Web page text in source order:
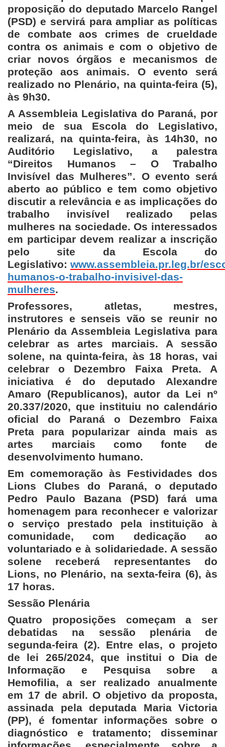
proposição do deputado Marcelo Rangel
(PSD) e servirá para ampliar as políticas
de combate aos crimes de crueldade
contra os animais e com o objetivo de
criar novos órgãos e mecanismos de
proteção aos animais. O evento será
realizado no Plenário, na quinta-feira (5),
às 9h30.
A Assembleia Legislativa do Paraná, por
meio de sua Escola do Legislativo,
realizará, na quinta-feira, às 14h30, no
Auditório Legislativo, a palestra
“Direitos Humanos – O Trabalho
Invisível das Mulheres”. O evento será
aberto ao público e tem como objetivo
discutir a relevância e as implicações do
trabalho invisível realizado pelas
mulheres na sociedade. Os interessados
em participar devem realizar a inscrição
pelo site da Escola do
Legislativo: www.assembleia.pr.leg.br/
humanos-o-trabalho-invisivel-das-
mulheres.
Professores, atletas, mestres,
instrutores e senseis vão se reunir no
Plenário da Assembleia Legislativa para
celebrar as artes marciais. A sessão
solene, na quinta-feira, às 18 horas, vai
celebrar o Dezembro Faixa Preta. A
iniciativa é do deputado Alexandre
Amaro (Republicanos), autor da Lei nº
20.337/2020, que instituiu no calendário
oficial do Paraná o Dezembro Faixa
Preta para popularizar ainda mais as
artes marciais como fonte de
desenvolvimento humano.
Em comemoração às Festividades dos
Lions Clubes do Paraná, o deputado
Pedro Paulo Bazana (PSD) fará uma
homenagem para reconhecer e valorizar
o serviço prestado pela instituição à
comunidade, com dedicação ao
voluntariado e à solidariedade. A sessão
solene receberá representantes do
Lions, no Plenário, na sexta-feira (6), às
17 horas.
Sessão Plenária
Quatro proposições começam a ser
debatidas na sessão plenária de
segunda-feira (2). Entre elas, o projeto
de lei 265/2024, que institui o Dia de
Informação e Pesquisa sobre a
Hemofilia, a ser realizado anualmente
em 17 de abril. O objetivo da proposta,
assinada pela deputada Maria Victoria
(PP), é fomentar informações sobre o
diagnóstico e tratamento; disseminar